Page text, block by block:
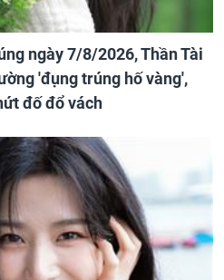
ngày 7/8/2026, Thần Tài
'đụng trúng hố vàng',
đố đổ vách